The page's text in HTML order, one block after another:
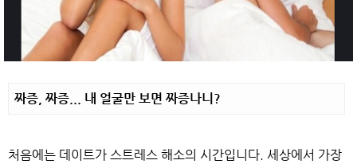
짜증, 짜증... 내 얼굴만 보면 짜증나니?
처음에는 데이트가 스트레스 해소의 시간입니다. 세상에서 가장